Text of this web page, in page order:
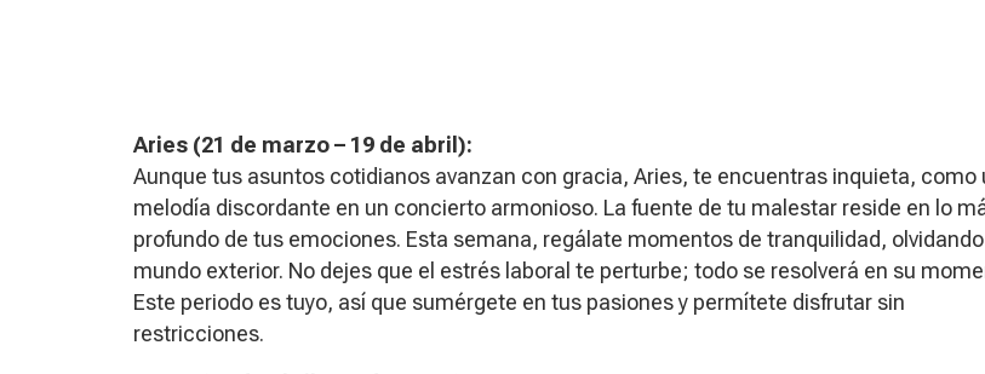
Aries (21 de marzo – 19 de abril):
Aunque tus asuntos cotidianos avanzan con gracia, Aries, te encuentras inquieta, como
melodía discordante en un concierto armonioso. La fuente de tu malestar reside en lo
profundo de tus emociones. Esta semana, regálate momentos de tranquilidad,
mundo exterior. No dejes que el estrés laboral te perturbe; todo se resolverá en su
Este periodo es tuyo, así que sumérgete en tus pasiones y permítete disfrutar sin
restricciones.